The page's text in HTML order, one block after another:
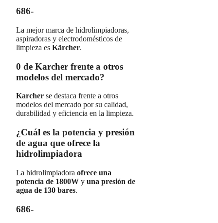
686-
La mejor marca de hidrolimpiadoras,
aspiradoras y electrodomésticos de
limpieza es Kärcher.
0 de Karcher frente a otros
modelos del mercado?
Karcher se destaca frente a otros
modelos del mercado por su calidad,
durabilidad y eficiencia en la limpieza.
¿Cuál es la potencia y presión
de agua que ofrece la
hidrolimpiadora
La hidrolimpiadora ofrece una
potencia de 1800W y una presión de
agua de 130 bares.
686-